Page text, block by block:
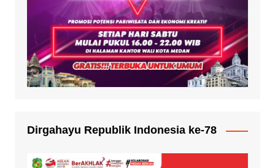
Dirgahayu Republik Indonesia ke-78